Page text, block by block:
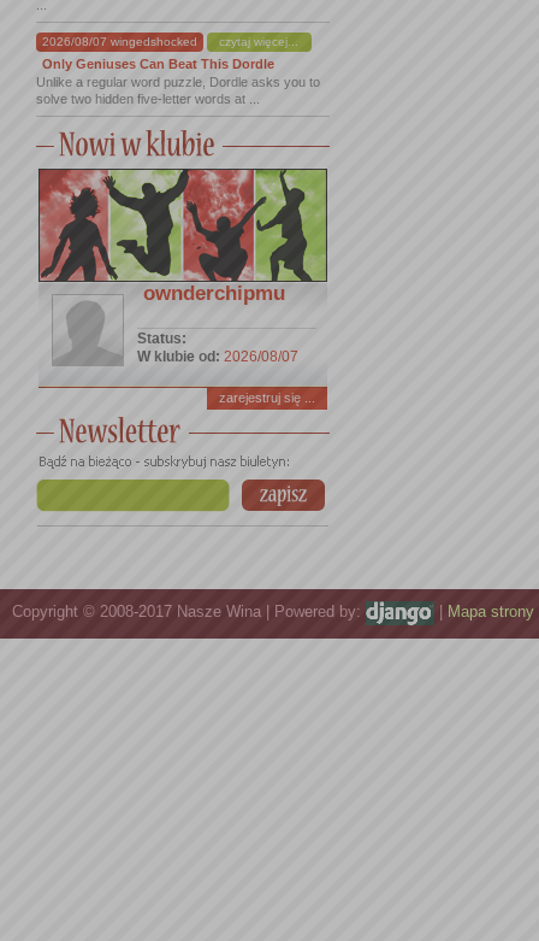
2026/08/07 wingedshocked czytaj więcej...
Only Geniuses Can Beat This Dordle
Unlike a regular word puzzle, Dordle asks you to
solve two hidden five-letter words at ...
ownderchipmu
Status:
W klubie od: 2026/08/07
zarejestruj się ...
Copyright © 2008-2017 Nasze Wina | Powered by: Mapa strony